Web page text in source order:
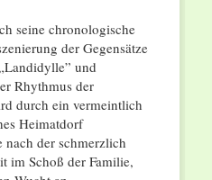
seine chronologische
der Gegensätze
und
Rhythmus der
durch ein vermeintlich
Heimatdorf
nach der schmerzlich
im Schoß der Familie,